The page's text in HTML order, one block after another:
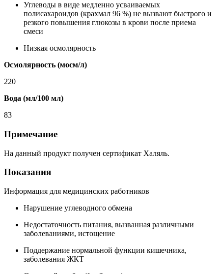
Углеводы в виде медленно усваиваемых
полисахароидов (крахмал 96 %) не вызвают быстрого и
резкого повышения глюкозы в крови после приема
смеси
Низкая осмолярность
Осмолярность (мосм/л)
220
Вода (мл/100 мл)
83
Примечание
На данный продукт получен сертификат Халяль.
Показания
Информация для медицинских работников
Нарушение углеводного обмена
Недостаточность питания, вызванная различными
заболеваниями, истощение
Поддержание нормальной функции кишечника,
заболевания ЖКТ